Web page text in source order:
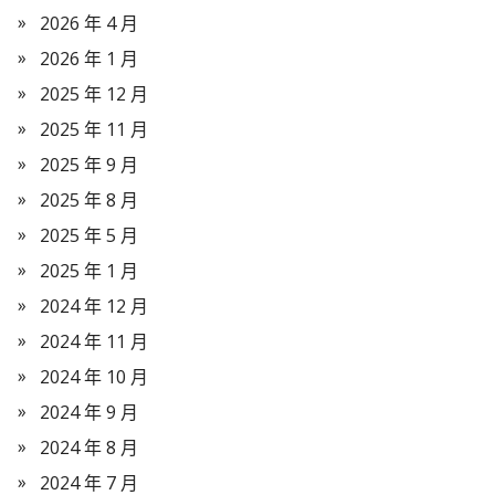
2026 年 4 月
2026 年 1 月
2025 年 12 月
2025 年 11 月
2025 年 9 月
2025 年 8 月
2025 年 5 月
2025 年 1 月
2024 年 12 月
2024 年 11 月
2024 年 10 月
2024 年 9 月
2024 年 8 月
2024 年 7 月